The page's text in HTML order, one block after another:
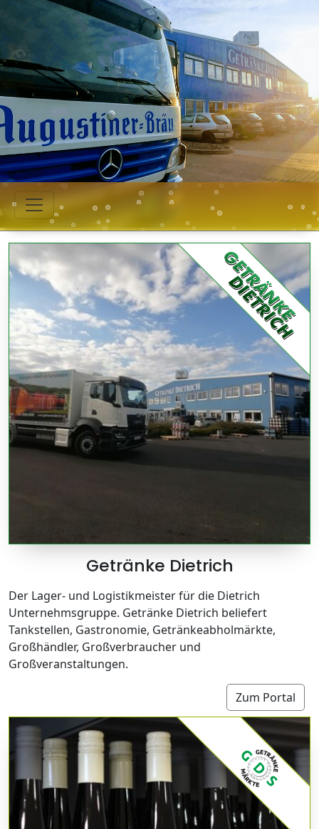
Getränke Dietrich
Der Lager- und Logistikmeister für die Dietrich
Unternehmsgruppe. Getränke Dietrich beliefert
Tankstellen, Gastronomie, Getränkeabholmärkte,
Großhändler, Großverbraucher und
Großveranstaltungen.
Zum Portal